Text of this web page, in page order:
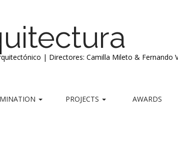
| Directores: Camilla Mileto & Fernando
PROJECTS AWARDS